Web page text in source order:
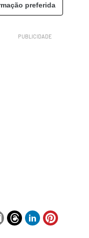
preferida